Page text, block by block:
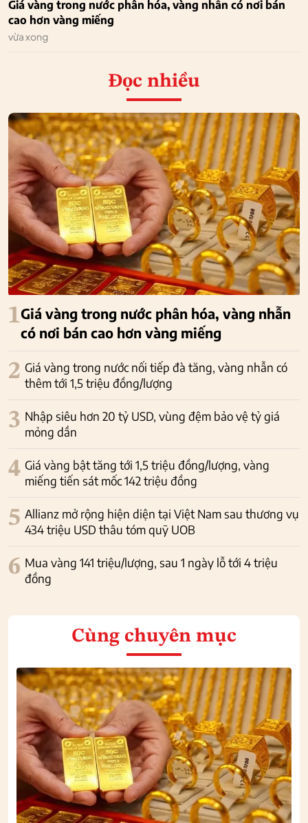
Giá vàng trong nước phân hóa, vàng nhẫn có nơi bán
cao hơn vàng miếng
vừa xong
Đọc nhiều
1Giá vàng trong nước phân hóa, vàng nhẫn
có nơi bán cao hơn vàng miếng
2 Giá vàng trong nước nối tiếp đà tăng, vàng nhẫn có
thêm tới 1,5 triệu đồng/lượng
3 Nhập siêu hơn 20 tỷ USD, vùng đệm bảo vệ tỷ giá
mỏng dần
4 Giá vàng bật tăng tới 1,5 triệu đồng/lượng, vàng
miếng tiến sát mốc 142 triệu đồng
5 Allianz mở rộng hiện diện tại Việt Nam sau thương vụ
434 triệu USD thâu tóm quỹ UOB
6 Mua vàng 141 triệu/lượng, sau 1 ngày lỗ tới 4 triệu
đồng
Cùng chuyên mục